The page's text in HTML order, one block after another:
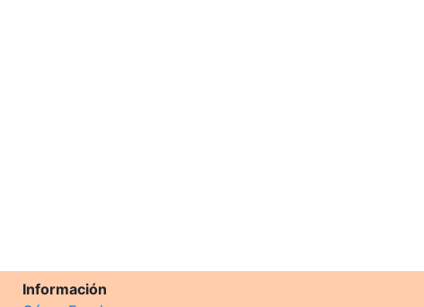
Información